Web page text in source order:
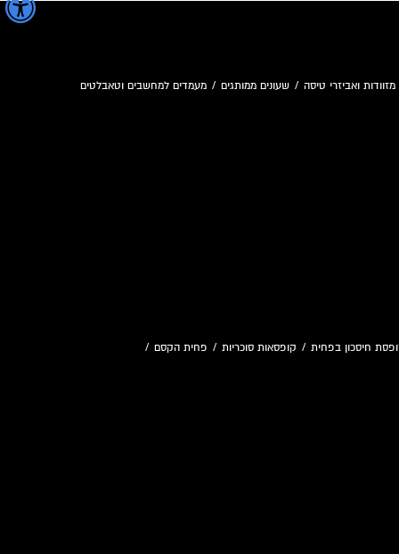
מזוודות ואביזרי טיסה / שעונים ממותגים / מעמדים למחשבים וטאבלטים
חיסכון בפחית / קופסאות סוכריות / פחית הקסם /